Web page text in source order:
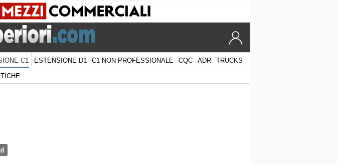
C1 ESTENSIONE D1 C1 NON PROFESSIONALE CQC ADR TRUCKS